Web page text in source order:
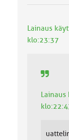
a
:
Lainaus
klo:23:37